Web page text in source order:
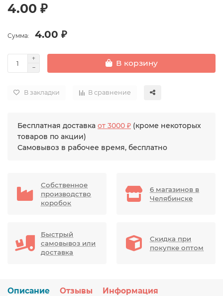
4.00 ₽
Сумма: 4.00 ₽
В корзину
В закладки В сравнение
Бесплатная доставка от 3000 ₽ (кроме некоторых
товаров по акции)
Самовывоз в рабочее время, бесплатно
Собственное
производство
коробок
6 магазинов в
Челябинске
Быстрый
самовывоз или
доставка
Скидка при
покупке оптом
Описание Отзывы Информация